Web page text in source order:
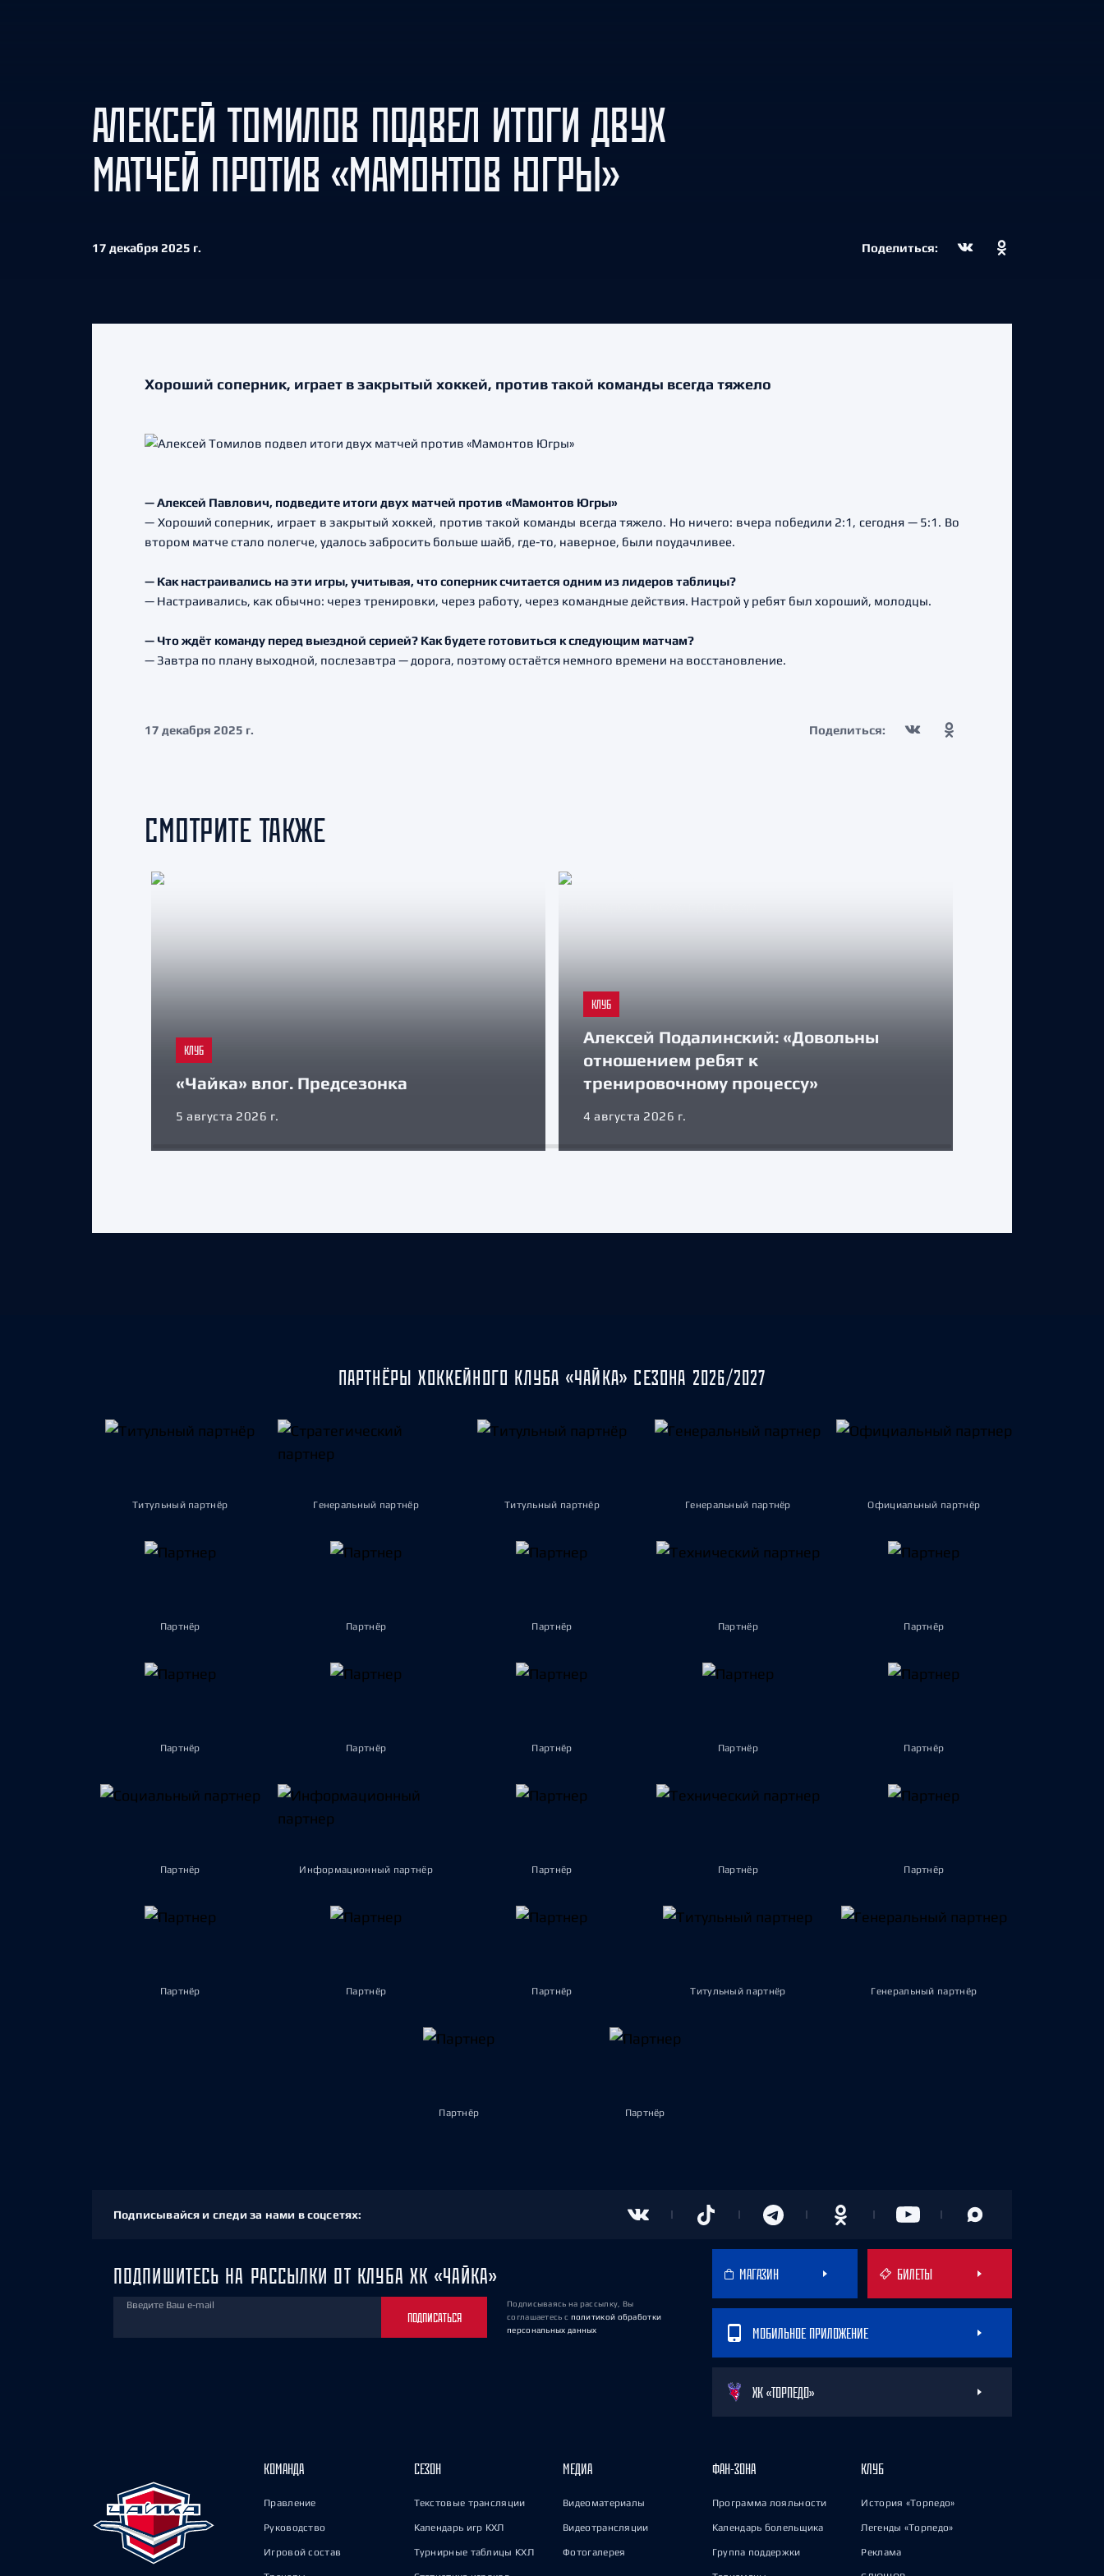
АЛЕКСЕЙ ТОМИЛОВ ПОДВЕЛ ИТОГИ ДВУХ
МАТЧЕЙ ПРОТИВ «МАМОНТОВ ЮГРЫ»
17 декабря 2025 г. Поделиться:
Хороший соперник, играет в закрытый хоккей, против такой команды всегда тяжело
— Алексей Павлович, подведите итоги двух матчей против «Мамонтов Югры»
— Хороший соперник, играет в закрытый хоккей, против такой команды всегда тяжело. Но ничего: вчера победили 2:1, сегодня — 5:1. Во
втором матче стало полегче, удалось забросить больше шайб, где-то, наверное, были поудачливее.
— Как настраивались на эти игры, учитывая, что соперник считается одним из лидеров таблицы?
— Настраивались, как обычно: через тренировки, через работу, через командные действия. Настрой у ребят был хороший, молодцы.
— Что ждёт команду перед выездной серией? Как будете готовиться к следующим матчам?
— Завтра по плану выходной, послезавтра — дорога, поэтому остаётся немного времени на восстановление.
17 декабря 2025 г. Поделиться:
СМОТРИТЕ ТАКЖЕ
КЛУБ
«Чайка» влог. Предсезонка
5 августа 2026 г.
КЛУБ
Алексей Подалинский: «Довольны
отношением ребят к
тренировочному процессу»
4 августа 2026 г.
ПАРТНЁРЫ ХОККЕЙНОГО КЛУБА «ЧАЙКА» СЕЗОНА 2026/2027
Титульный партнёр Генеральный партнёр Титульный партнёр Генеральный партнёр Официальный партнёр
Партнёр Партнёр Партнёр Партнёр Партнёр
Партнёр Партнёр Партнёр Партнёр Партнёр
Партнёр Информационный партнёр Партнёр Партнёр Партнёр
Партнёр Партнёр Партнёр Титульный партнёр Генеральный партнёр
Партнёр Партнёр
Подписывайся и следи за нами в соцсетях:
ПОДПИШИТЕСЬ НА РАССЫЛКИ ОТ КЛУБА ХК «ЧАЙКА»
Введите Ваш e-mail
ПОДПИСАТЬСЯ
Подписываясь на рассылку, Вы
соглашаетесь с политикой обработки
персональных данных
МАГАЗИН БИЛЕТЫ
МОБИЛЬНОЕ ПРИЛОЖЕНИЕ
ХК «ТОРПЕДО»
КОМАНДА
Правление
Руководство
Игровой состав
СЕЗОН
Текстовые трансляции
Календарь игр КХЛ
Турнирные таблицы КХЛ
МЕДИА
Видеоматериалы
Видеотрансляции
Фотогалерея
ФАН-ЗОНА
Программа лояльности
Календарь болельщика
Группа поддержки
КЛУБ
История «Торпедо»
Легенды «Торпедо»
Реклама